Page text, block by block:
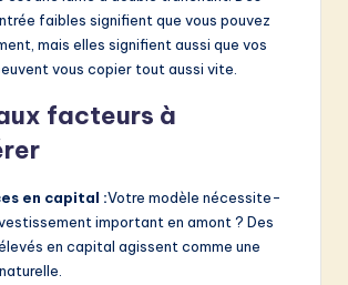
faibles signifient que vous pouvez
mais elles signifient aussi que vos
vous copier tout aussi vite.
facteurs à
en capital :Votre modèle nécessite-
important en amont ? Des
en capital agissent comme une